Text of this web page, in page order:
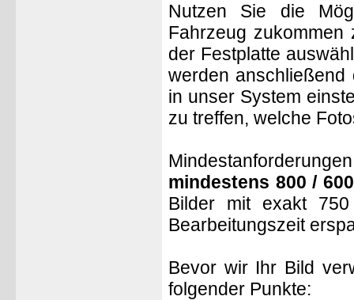
Nutzen Sie die
Fahrzeug
der Festplatte
werden anschließend
in unser System
zu treffen, welche
mindestens 800 /
Bilder mit exakt
Bearbeitungszeit
Bevor wir Ihr Bild
folgender Punkte: